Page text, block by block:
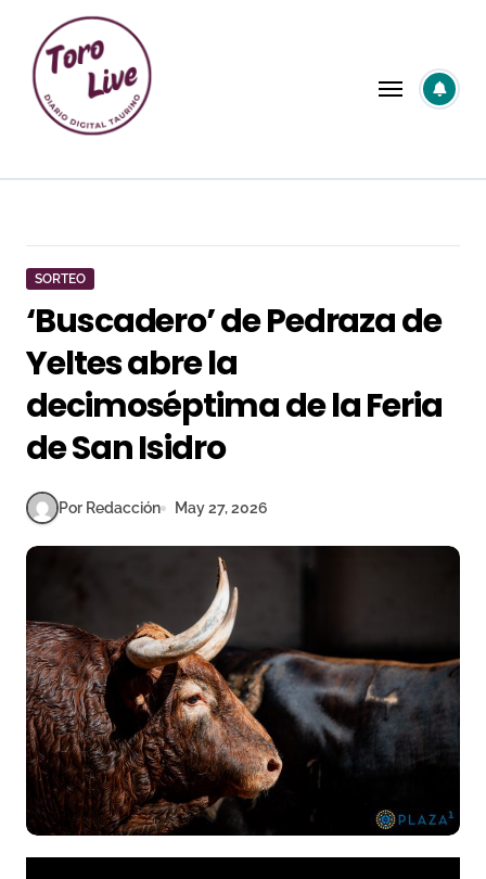
contenido
SORTEO
‘Buscadero’ de Pedraza de
Yeltes abre la
decimoséptima de la Feria
de San Isidro
Por Redacción May 27, 2026